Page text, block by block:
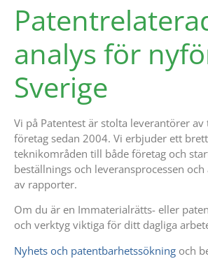
analys för
Sverige
Vi på Patentest är stolta leverantörer
företag sedan 2004. Vi erbjuder ett
teknikområden till både företag och
beställnings och leveransprocessen och
av rapporter.
Om du är en Immaterialrätts- eller
och verktyg viktiga för ditt dagliga
Nyhets och patentbarhetssökning och